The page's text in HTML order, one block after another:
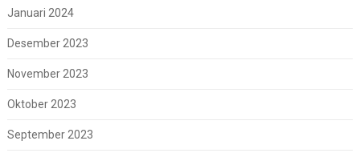
Januari 2024
Desember 2023
November 2023
Oktober 2023
September 2023